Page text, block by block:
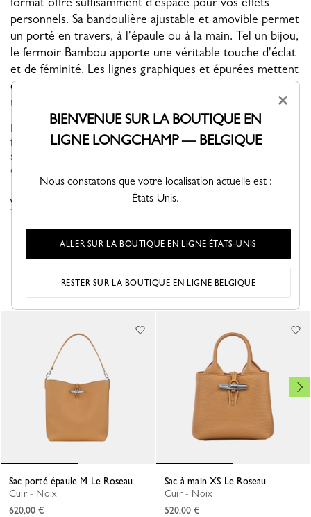
personnels. Sa bandoulière ajustable et amovible permet
un porté en travers, à l'épaule ou à la main. Tel un bijou,
le fermoir Bambou apporte une véritable touche d'éclat
et de féminité. Les lignes graphiques et épurées mettent
en évidence la souplesse du cuir qui s'embellit au fil du
temps.
Ligne iconique de la Maison, Le Roseau met en lumière le savoir-
faire maroquinier et artisanal de Longchamp. Le fermoir Bambou,
signature emblématique de la ligne, orne les modèles tel un bijou
q...
VOIR LA COLLECTION LE ROSEAU
Sac porté épaule M Le Roseau
Cuir - Noix
620,00 €
Sac à main XS Le Roseau
Cuir - Noix
520,00 €
×
BIENVENUE SUR LA BOUTIQUE EN
LIGNE LONGCHAMP — BELGIQUE
Nous constatons que votre localisation actuelle est :
États-Unis.
ALLER SUR LA BOUTIQUE EN LIGNE ÉTATS-UNIS
RESTER SUR LA BOUTIQUE EN LIGNE BELGIQUE